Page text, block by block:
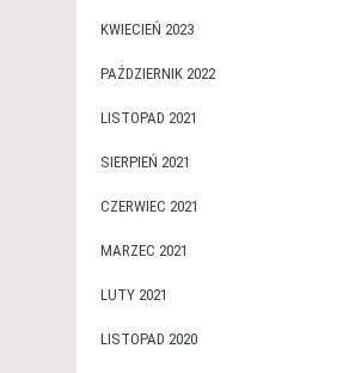
KWIECIEŃ 2023
PAŹDZIERNIK 2022
LISTOPAD 2021
SIERPIEŃ 2021
CZERWIEC 2021
MARZEC 2021
LUTY 2021
LISTOPAD 2020